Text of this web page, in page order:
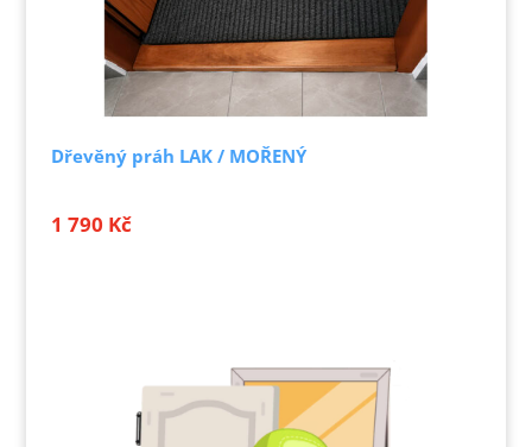
Dřevěný práh LAK / MOŘENÝ
1 790 Kč